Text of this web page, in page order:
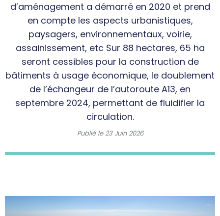
d’aménagement a démarré en 2020 et prend
en compte les aspects urbanistiques,
paysagers, environnementaux, voirie,
assainissement, etc Sur 88 hectares, 65 ha
seront cessibles pour la construction de
bâtiments à usage économique, le doublement
de l’échangeur de l’autoroute A13, en
septembre 2024, permettant de fluidifier la
circulation.
Publié le23 Juin 2026